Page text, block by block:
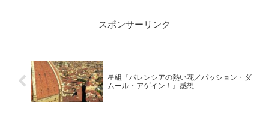
作・演出：...
スポンサーリンク
星組『バレンシアの熱い花／パッション・ダ
ムール・アゲイン！』感想